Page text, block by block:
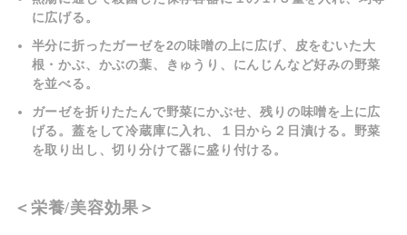
に広げる。
半分に折ったガーゼを2の味噌の上に広げ、皮をむいた大
根・かぶ、かぶの葉、きゅうり、にんじんなど好みの野菜
を並べる。
ガーゼを折りたたんで野菜にかぶせ、残りの味噌を上に広
げる。蓋をして冷蔵庫に入れ、１日から２日漬ける。野菜
を取り出し、切り分けて器に盛り付ける。
＜栄養/美容効果＞